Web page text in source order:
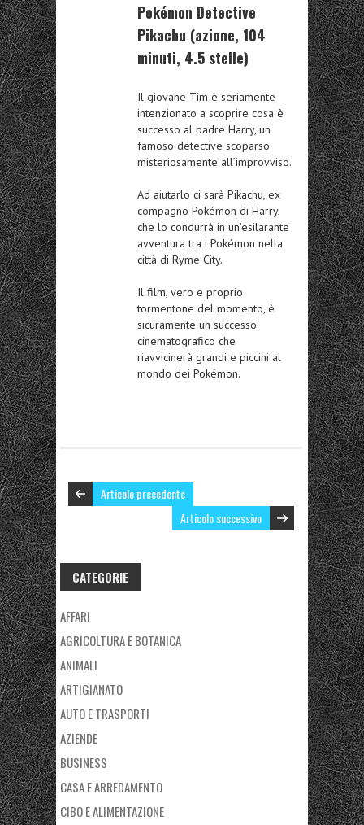
Pokémon Detective
Pikachu (azione, 104
minuti, 4.5 stelle)
Il giovane Tim è seriamente
intenzionato a scoprire cosa è
successo al padre Harry, un
famoso detective scoparso
misteriosamente all’improvviso.
Ad aiutarlo ci sarà Pikachu, ex
compagno Pokémon di Harry,
che lo condurrà in un’esilarante
avventura tra i Pokémon nella
città di Ryme City.
Il film, vero e proprio
tormentone del momento, è
sicuramente un successo
cinematografico che
riavvicinerà grandi e piccini al
mondo dei Pokémon.
Articolo precedente
Articolo successivo
CATEGORIE
AFFARI
AGRICOLTURA E BOTANICA
ANIMALI
ARTIGIANATO
AUTO E TRASPORTI
AZIENDE
BUSINESS
CASA E ARREDAMENTO
CIBO E ALIMENTAZIONE